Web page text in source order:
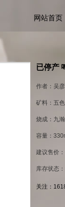
网站首页
已停产
作者：吴
矿料：五
烧成：九
容量：
建议售价
库存状态
关注：